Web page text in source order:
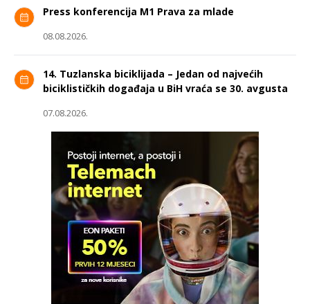
Press konferencija M1 Prava za mlade
08.08.2026.
14. Tuzlanska biciklijada – Jedan od najvećih
biciklističkih događaja u BiH vraća se 30. avgusta
07.08.2026.